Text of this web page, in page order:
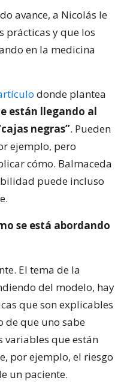
avance, a Nicolás le
prácticas y que los
en la medicina
donde plantea
están llegando al
negras”. Pueden
ejemplo, pero
cómo. Balmaceda
puede incluso
se está abordando
El tema de la
del modelo, hay
que son explicables
de que uno sabe
variables que están
por ejemplo, el riesgo
un paciente.